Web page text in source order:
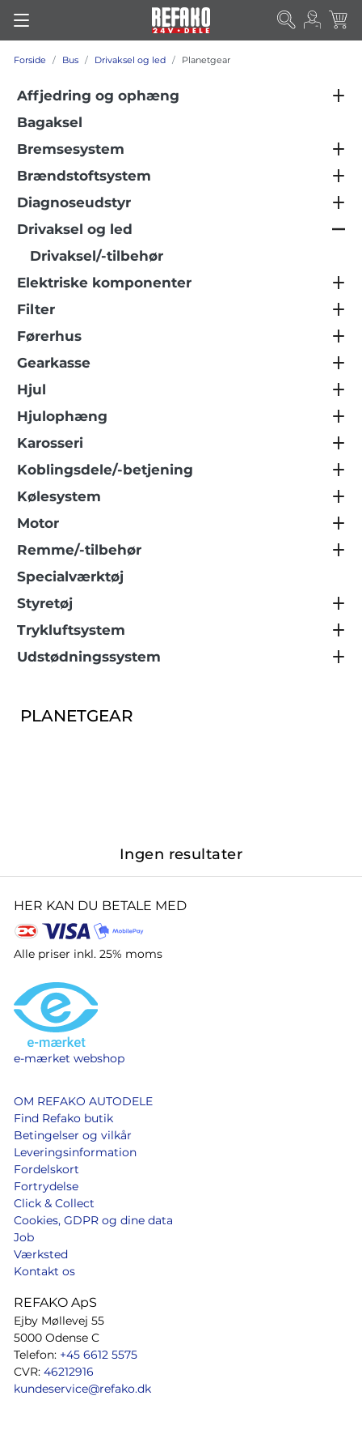
Forside Bus Drivaksel og led Planetgear
Affjedring og ophæng
Bagaksel
Bremsesystem
Brændstoftsystem
Diagnoseudstyr
Drivaksel og led
Drivaksel/-tilbehør
Elektriske komponenter
Filter
Førerhus
Gearkasse
Hjul
Hjulophæng
Karosseri
Koblingsdele/-betjening
Kølesystem
Motor
Remme/-tilbehør
Specialværktøj
Styretøj
Trykluftsystem
Udstødningssystem
PLANETGEAR
Ingen resultater
HER KAN DU BETALE MED
Alle priser inkl. 25% moms
e-mærket webshop
OM REFAKO AUTODELE
Find Refako butik
Betingelser og vilkår
Leveringsinformation
Fordelskort
Fortrydelse
Click & Collect
Cookies, GDPR og dine data
Job
Værksted
Kontakt os
REFAKO ApS
Ejby Møllevej 55
5000 Odense C
Telefon: +45 6612 5575
CVR: 46212916
kundeservice@refako.dk